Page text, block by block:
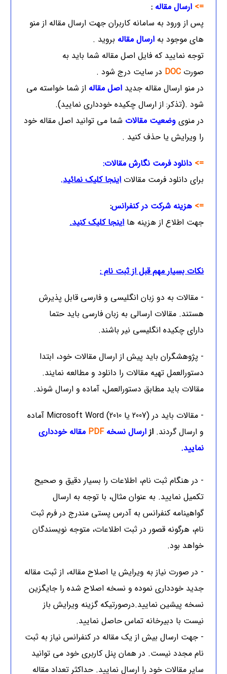
=> ارسال مقاله :
پس از ورود به سامانه کاربران جهت ارسال مقاله از منو
های موجود به ارسال مقاله بروید .
توجه نمایید که فایل اصل مقاله شما باید به
صورت DOC در سایت درج شود .
در منو ارسال مقاله جدید اصل مقاله از شما خواسته می
شود .(تذکر: از ارسال چکیده خودداری نمایید).
در منوی وضعیت مقالات شما می توانید اصل مقاله خود
را ویرایش یا حذف کنید .
=> دانلود فرمت نگارش مقالات:
برای دانلود فرمت مقالات اینجا کلیک نمائید.
=> هزینه شرکت در کنفرانس:
جهت اطلاع از هزینه هااینجا کلیک کنید.
نکات بسیار مهم قبل از ثبت نام :
- مقالات به دو زبان انگلیسی و فارسی قابل پذیرش
هستند. مقالات ارسالی به زبان فارسی باید حتما
دارای چکیده انگلیسی نیر باشند.
- پژوهشگران باید پیش از ارسال مقالات خود، ابتدا
دستورالعمل تهیه مقالات را دانلود و مطالعه نمایند.
مقالات باید مطابق دستورالعمل، آماده و ارسال شوند.
- مقالات باید در (2007 یا 2010) Microsoft Word آماده
و ارسال گردند. ازارسال نسخهPDF مقاله خودداری
نمایید.
- در هنگام ثبت نام، اطلاعات را بسیار دقیق و صحیح
تکمیل نمایید. به عنوان مثال، با توجه به ارسال
گواهینامه کنفرانس به آدرس پستی مندرج در فرم ثبت
نام، هرگونه قصور در ثبت اطلاعات، متوجه نویسندگان
خواهد بود.
- در صورت نیاز به ویرایش یا اصلاح مقاله، از ثبت مقاله
جدید خودداری نموده و نسخه اصلاح شده را جایگزین
نسخه پیشین نمایید.درصورتیکه گزینه ویرایش باز
نیست با دبیرخانه تماس حاصل نمایید.
- جهت ارسال بیش از یک مقاله در کنفرانس نیاز به ثبت
نام مجدد نیست. در همان پنل کاربری خود می توانید
سایر مقالات خود را ارسال نمایید. حداکثر تعداد مقاله